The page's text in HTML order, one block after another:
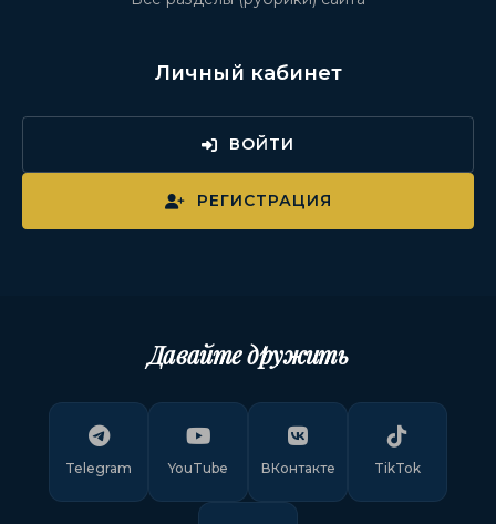
Личный кабинет
ВОЙТИ
РЕГИСТРАЦИЯ
Давайте дружить
Telegram YouTube ВКонтакте TikTok